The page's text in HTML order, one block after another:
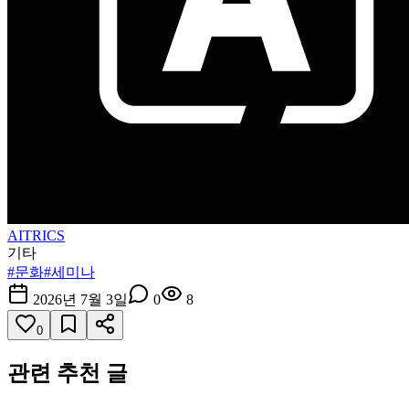
AITRICS
기타
#문화#세미나
2026년 7월 3일
0 8
0
관련 추천 글